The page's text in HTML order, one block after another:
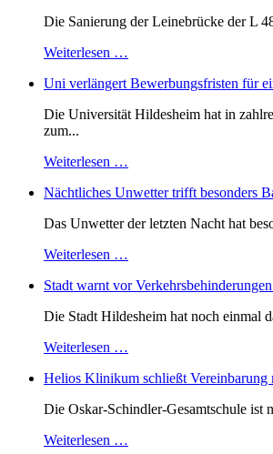
Die Sanierung der Leinebrücke der L
Weiterlesen …
Uni verlängert Bewerbungsfristen für
Die Universität Hildesheim hat in
zum...
Weiterlesen …
Nächtliches Unwetter trifft besonders
Das Unwetter der letzten Nacht hat
Weiterlesen …
Stadt warnt vor
Die Stadt Hildesheim hat noch einmal
Weiterlesen …
Helios Klinikum schließt Vereinbarung
Die Oskar-Schindler-Gesamtschule ist
Weiterlesen …